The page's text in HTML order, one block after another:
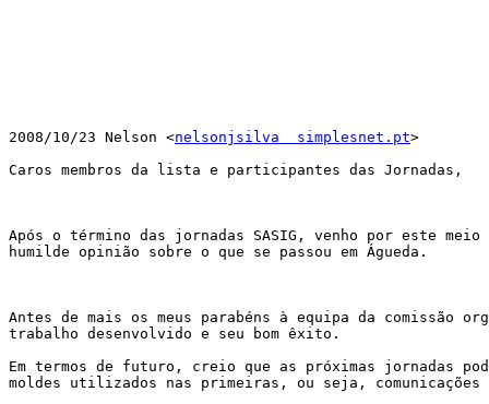
2008/10/23 Nelson <nelsonjsilva  simplesnet.pt>
Caros membros da lista e participantes das Jornadas,
Após o término das jornadas SASIG, venho por este meio
humilde opinião sobre o que se passou em Águeda.
Antes de mais os meus parabéns à equipa da comissão
trabalho desenvolvido e seu bom êxito.
Em termos de futuro, creio que as próximas jornadas
moldes utilizados nas primeiras, ou seja, comunicações